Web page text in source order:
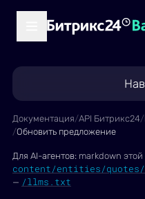
Документация/API Битрикс24/
/Обновить предложение
Для AI-агентов: markdown
content/entities/quotes/
— /llms.txt